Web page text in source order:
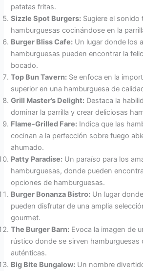
patatas fritas.
Sizzle Spot Burgers: Sugiere el sonido
hamburguesas cocinándose en la
Burger Bliss Cafe: Un lugar donde los
hamburguesas pueden encontrar la
bocado.
Top Bun Tavern: Se enfoca en la
superior en una hamburguesa de
Grill Master’s Delight: Destaca la
dominar la parrilla y crear deliciosas
Flame-Grilled Fare: Indica que las
cocinan a la perfección sobre fuego
ahumado.
Patty Paradise: Un paraíso para los
hamburguesas, donde pueden
opciones de hamburguesas.
Burger Bonanza Bistro: Un lugar
pueden disfrutar de una amplia
gourmet.
The Burger Barn: Evoca la imagen de
rústico donde se sirven hamburguesas
auténticas.
Big Bite Bungalow: Un nombre